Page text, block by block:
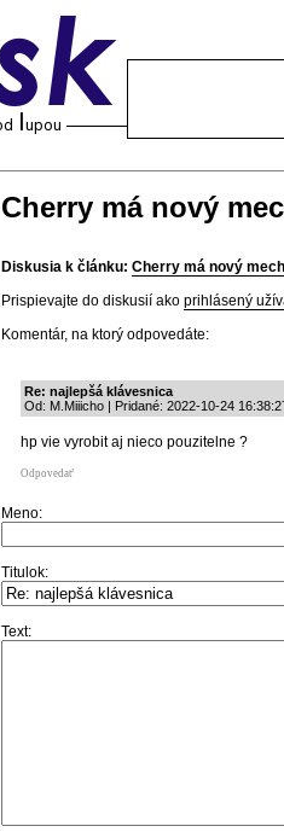
Cherry má nový
Diskusia k článku: Cherry má nový
Prispievajte do diskusií ako prihlásený
Komentár, na ktorý odpovedáte:
Re: najlepšá klávesnica
Od: M.Miiicho | Pridané: 2022-10-24
hp vie vyrobit aj nieco pouzitelne ?
Odpovedať
Meno:
Titulok:
Text: